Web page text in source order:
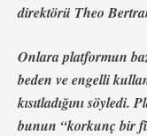
direktörü Theo
Onlara platformun
beden ve engelli
kısıtladığını
bunun “korkunç bir